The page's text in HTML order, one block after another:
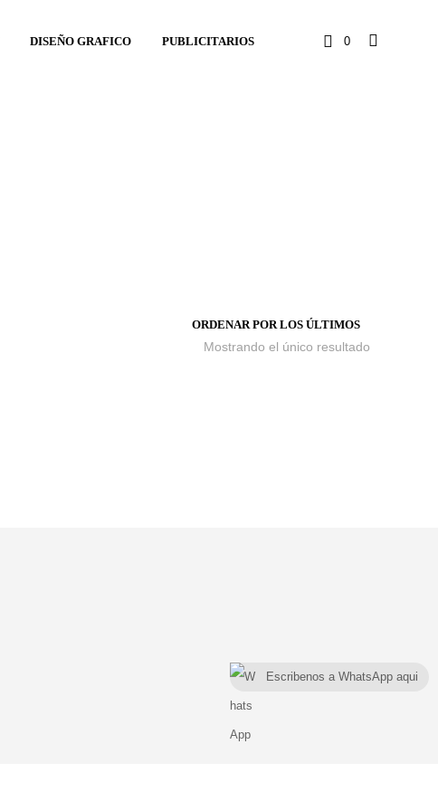
0
DISEÑO GRAFICO PUBLICITARIOS
Mostrando el único resultado
Escribenos a WhatsApp aqui